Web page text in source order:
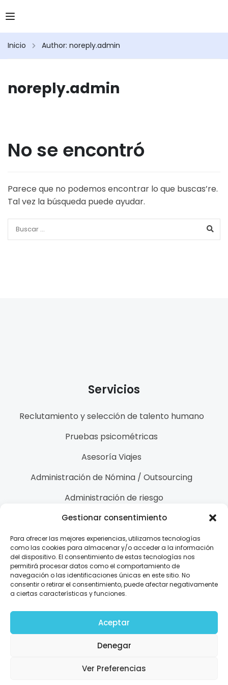
Gestionar consentimiento
Para ofrecer las mejores experiencias, utilizamos tecnologías
como las cookies para almacenar y/o acceder a la información
del dispositivo. El consentimiento de estas tecnologías nos
permitirá procesar datos como el comportamiento de
navegación o las identificaciones únicas en este sitio. No
consentir o retirar el consentimiento, puede afectar negativamente
a ciertas características y funciones.
Aceptar
Denegar
Ver Preferencias
Inicio Author: noreply.admin
noreply.admin
No se encontró
Parece que no podemos encontrar lo que buscas’re.
Tal vez la búsqueda puede ayudar.
Servicios
Reclutamiento y selección de talento humano
Pruebas psicométricas
Asesoría Viajes
Administración de Nómina / Outsourcing
Administración de riesgo
(+57) 3144274971
info@ladralo.com
Whatsapp
Todos los derechos reservados